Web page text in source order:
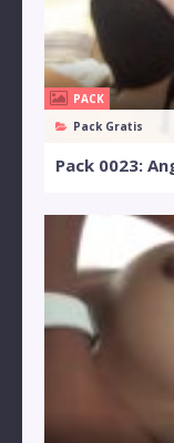
PACK
Pack Gratis
Pack 0023: